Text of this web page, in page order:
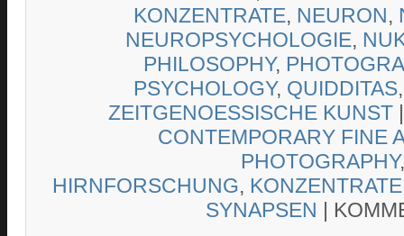
KONZENTRATE, NEURON,
NEUROPSYCHOLOGIE,
PHILOSOPHY,
PSYCHOLOGY, QUIDDITAS
ZEITGENOESSISCHE KUNST
CONTEMPORARY FINE
PHOTOGRAPHY
HIRNFORSCHUNG, KONZENTRATE
SYNAPSEN |